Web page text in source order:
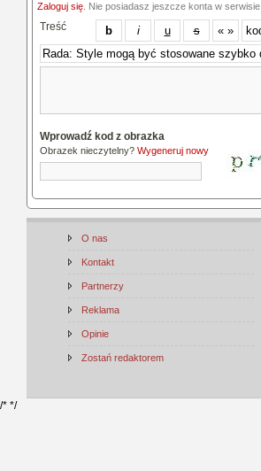
Zaloguj się . Nie posiadasz jeszcze konta w serwisie
Treść
Wprowadź kod z obrazka
Obrazek nieczytelny? Wygeneruj nowy
O nas
Kontakt
Partnerzy
Reklama
Opinie
Zostań redaktorem
/* */